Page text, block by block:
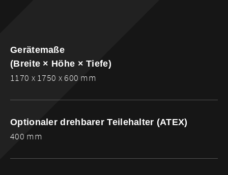
Gerätemaße
(Breite × Höhe × Tiefe)
1170 x 1750 x 600 mm
Optionaler drehbarer Teilehalter (ATEX)
400 mm